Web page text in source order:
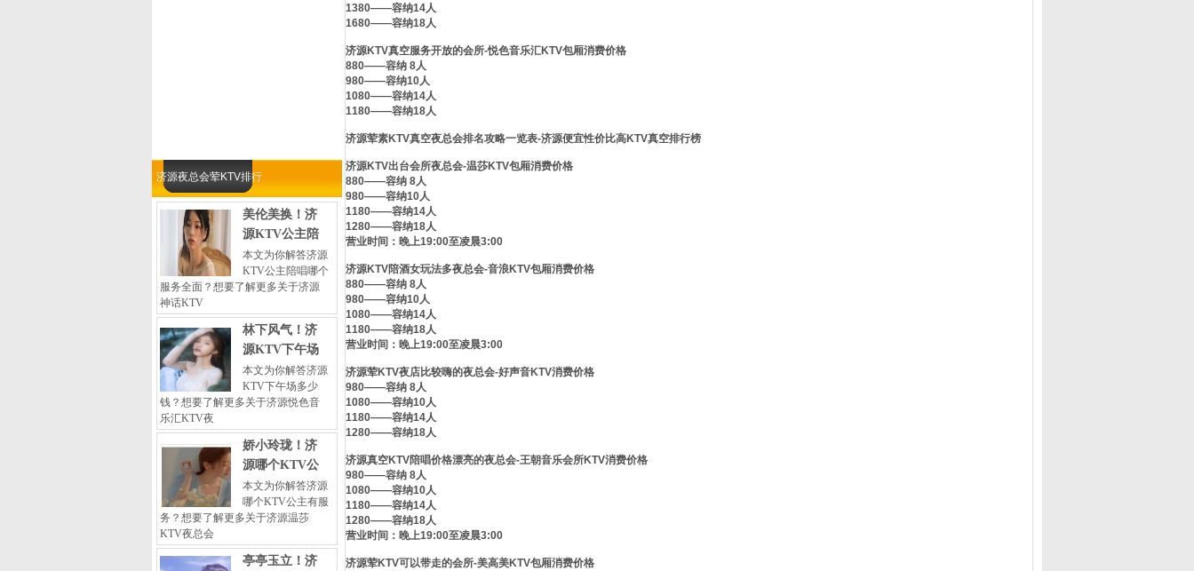
1380——容纳14人
1680——容纳18人
济源KTV真空服务开放的会所-悦色音乐汇KTV包厢消费价格
880——容纳 8人
980——容纳10人
1080——容纳14人
1180——容纳18人
济源荤素KTV真空夜总会排名攻略一览表-济源便宜性价比高KTV真空排行榜
济源KTV出台会所夜总会-温莎KTV包厢消费价格
880——容纳 8人
980——容纳10人
1180——容纳14人
1280——容纳18人
营业时间：晚上19:00至凌晨3:00
济源KTV陪酒女玩法多夜总会-音浪KTV包厢消费价格
880——容纳 8人
980——容纳10人
1080——容纳14人
1180——容纳18人
营业时间：晚上19:00至凌晨3:00
济源荤KTV夜店比较嗨的夜总会-好声音KTV消费价格
980——容纳 8人
1080——容纳10人
1180——容纳14人
1280——容纳18人
济源真空KTV陪唱价格漂亮的夜总会-王朝音乐会所KTV消费价格
980——容纳 8人
1080——容纳10人
1180——容纳14人
1280——容纳18人
营业时间：晚上19:00至凌晨3:00
济源荤KTV可以带走的会所-美高美KTV包厢消费价格
济源夜总会荤KTV排行
美伦美换！济
源KTV公主陪
本文为你解答济源
KTV公主陪唱哪个
服务全面？想要了解更多关于济源
神话KTV
林下风气！济
源KTV下午场
本文为你解答济源
KTV下午场多少
钱？想要了解更多关于济源悦色音
乐汇KTV夜
娇小玲珑！济
源哪个KTV公
本文为你解答济源
哪个KTV公主有服
务？想要了解更多关于济源温莎
KTV夜总会
亭亭玉立！济